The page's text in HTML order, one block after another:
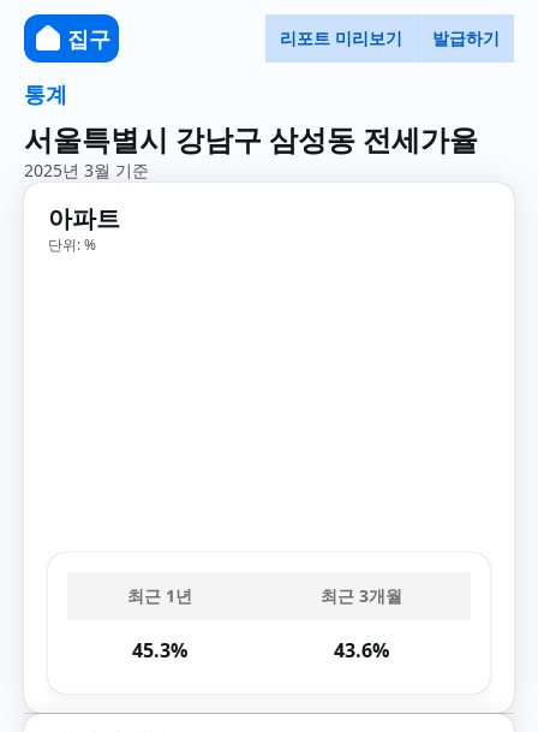
집구 리포트 미리보기 발급하기
통계
서울특별시 강남구 삼성동 전세가율
2025년 3월 기준
아파트
단위: %
최근 1년 최근 3개월
45.3% 43.6%